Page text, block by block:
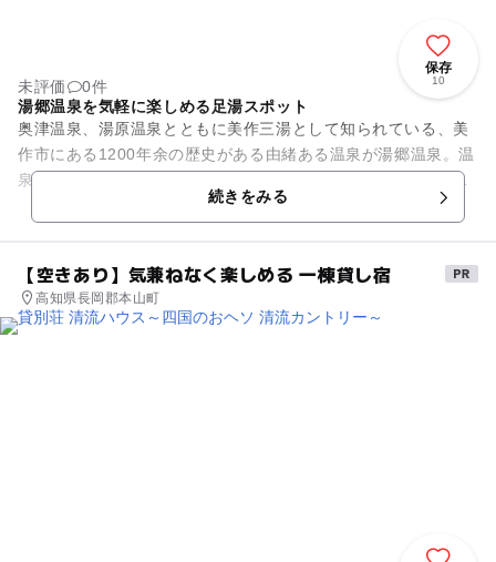
保存
10
未評価
0件
湯郷温泉を気軽に楽しめる足湯スポット
奥津温泉、湯原温泉とともに美作三湯として知られている、美
作市にある1200年余の歴史がある由緒ある温泉が湯郷温泉。温
泉街には多くの旅館が立ち並び、多くの観光客が訪れる場所で
続きをみる
【空きあり】気兼ねなく楽しめる 一棟貸し宿
高知県長岡郡本山町